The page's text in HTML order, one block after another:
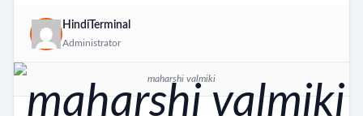
HindiTerminal
Administrator
maharshi valmiki